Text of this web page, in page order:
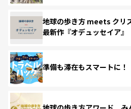
地球の歩き方 meets クリ
最新作『オデュッセイア』
準備も滞在もスマートに